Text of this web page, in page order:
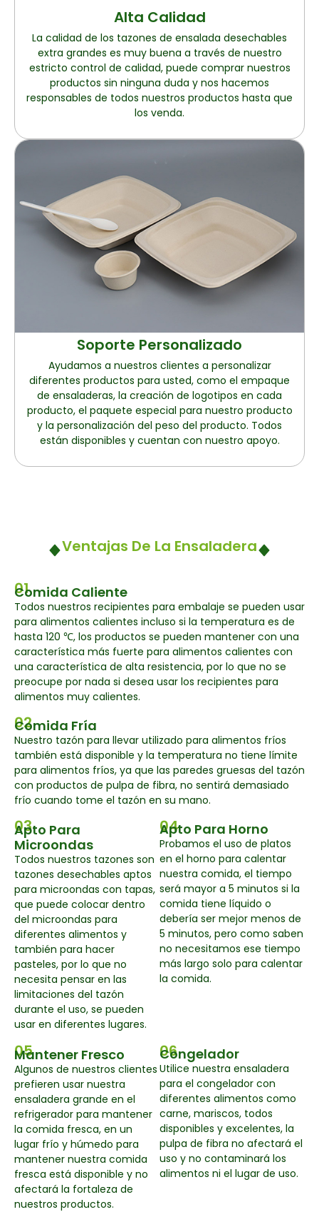
Alta Calidad
La calidad de los tazones de ensalada desechables
extra grandes es muy buena a través de nuestro
estricto control de calidad, puede comprar nuestros
productos sin ninguna duda y nos hacemos
responsables de todos nuestros productos hasta que
los venda.
Soporte Personalizado
Ayudamos a nuestros clientes a personalizar
diferentes productos para usted, como el empaque
de ensaladeras, la creación de logotipos en cada
producto, el paquete especial para nuestro producto
y la personalización del peso del producto. Todos
están disponibles y cuentan con nuestro apoyo.
Ventajas De La Ensaladera
01
Comida Caliente
Todos nuestros recipientes para embalaje se pueden usar
para alimentos calientes incluso si la temperatura es de
hasta 120 ℃, los productos se pueden mantener con una
característica más fuerte para alimentos calientes con
una característica de alta resistencia, por lo que no se
preocupe por nada si desea usar los recipientes para
alimentos muy calientes.
02
Comida Fría
Nuestro tazón para llevar utilizado para alimentos fríos
también está disponible y la temperatura no tiene límite
para alimentos fríos, ya que las paredes gruesas del tazón
con productos de pulpa de fibra, no sentirá demasiado
frío cuando tome el tazón en su mano.
03
Apto Para
Microondas
Todos nuestros tazones son
tazones desechables aptos
para microondas con tapas,
que puede colocar dentro
del microondas para
diferentes alimentos y
también para hacer
pasteles, por lo que no
necesita pensar en las
limitaciones del tazón
durante el uso, se pueden
usar en diferentes lugares.
04
Apto Para Horno
Probamos el uso de platos
en el horno para calentar
nuestra comida, el tiempo
será mayor a 5 minutos si la
comida tiene líquido o
debería ser mejor menos de
5 minutos, pero como saben
no necesitamos ese tiempo
más largo solo para calentar
la comida.
05
Mantener Fresco
Algunos de nuestros clientes
prefieren usar nuestra
ensaladera grande en el
refrigerador para mantener
la comida fresca, en un
lugar frío y húmedo para
mantener nuestra comida
fresca está disponible y no
afectará la fortaleza de
nuestros productos.
06
Congelador
Utilice nuestra ensaladera
para el congelador con
diferentes alimentos como
carne, mariscos, todos
disponibles y excelentes, la
pulpa de fibra no afectará el
uso y no contaminará los
alimentos ni el lugar de uso.